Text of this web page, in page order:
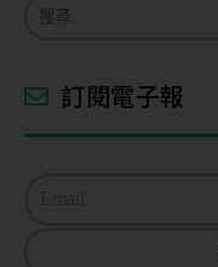
訂閱電子報